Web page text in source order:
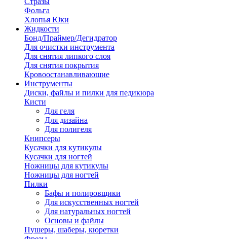
Фольга
Хлопья Юки
Жидкости
Бонд/Праймер/Дегидратор
Для очистки инструмента
Для снятия липкого слоя
Для снятия покрытия
Кровоостанавливающие
Инструменты
Диски, файлы и пилки для педикюра
Кисти
Для геля
Для дизайна
Для полигеля
Книпсеры
Кусачки для кутикулы
Кусачки для ногтей
Ножницы для кутикулы
Ножницы для ногтей
Пилки
Бафы и полировщики
Для искусственных ногтей
Для натуральных ногтей
Основы и файлы
Пушеры, шаберы, кюретки